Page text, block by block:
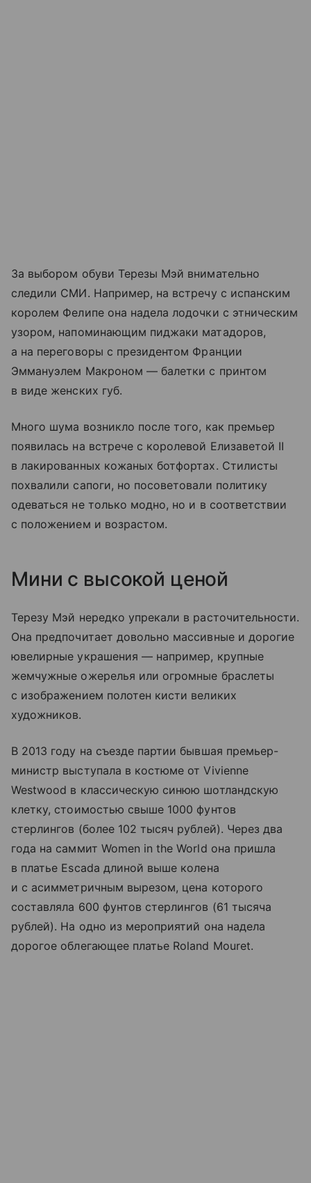
За выбором обуви Терезы Мэй внимательно
следили СМИ. Например, на встречу с испанским
королем Фелипе она надела лодочки с этническим
узором, напоминающим пиджаки матадоров,
а на переговоры с президентом Франции
Эммануэлем Макроном — балетки с принтом
в виде женских губ.
Много шума возникло после того, как премьер
появилась на встрече с королевой Елизаветой II
в лакированных кожаных ботфортах. Стилисты
похвалили сапоги, но посоветовали политику
одеваться не только модно, но и в соответствии
с положением и возрастом.
Мини с высокой ценой
Терезу Мэй нередко упрекали в расточительности.
Она предпочитает довольно массивные и дорогие
ювелирные украшения — например, крупные
жемчужные ожерелья или огромные браслеты
с изображением полотен кисти великих
художников.
В 2013 году на съезде партии бывшая премьер-
министр выступала в костюме от Vivienne
Westwood в классическую синюю шотландскую
клетку, стоимостью свыше 1000 фунтов
стерлингов (более 102 тысяч рублей). Через два
года на саммит Women in the World она пришла
в платье Escada длиной выше колена
и с асимметричным вырезом, цена которого
составляла 600 фунтов стерлингов (61 тысяча
рублей). На одно из мероприятий она надела
дорогое облегающее платье Roland Mouret.